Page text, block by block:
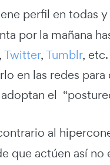
perfil en todas
por la mañana
,Twitter,Tumblr,
en las redes
el
al
que actúen así